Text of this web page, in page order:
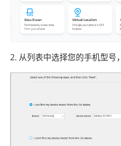
2. 从列表中选择您的手机型号